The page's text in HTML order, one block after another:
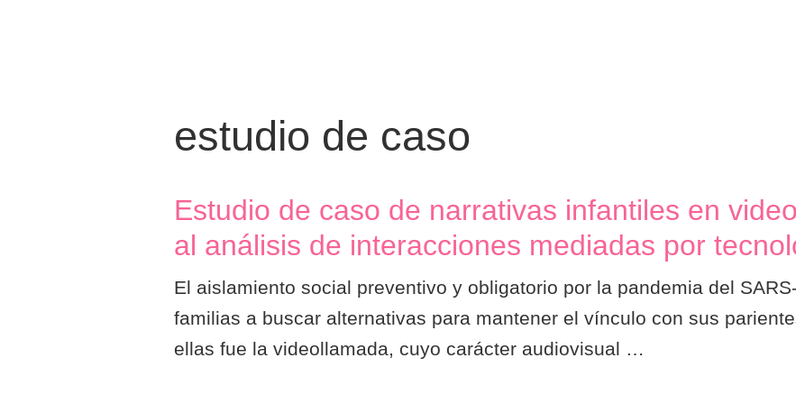
estudio de caso
Estudio de caso de narrativas infantiles en
al análisis de interacciones mediadas por
El aislamiento social preventivo y obligatorio por la pandemia del
familias a buscar alternativas para mantener el vínculo con sus
ellas fue la videollamada, cuyo carácter audiovisual …